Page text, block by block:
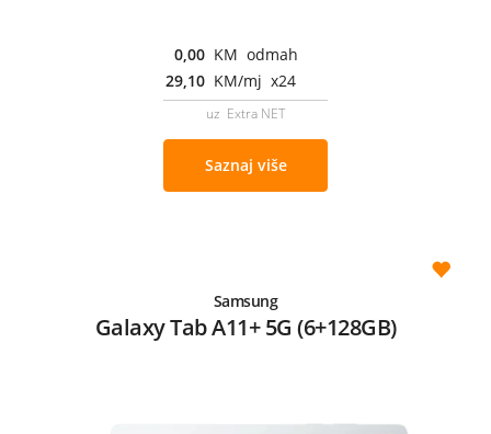
0,00 KM odmah
29,10 KM/mj x24
uz Extra NET
Saznaj više
Samsung
Galaxy Tab A11+ 5G (6+128GB)